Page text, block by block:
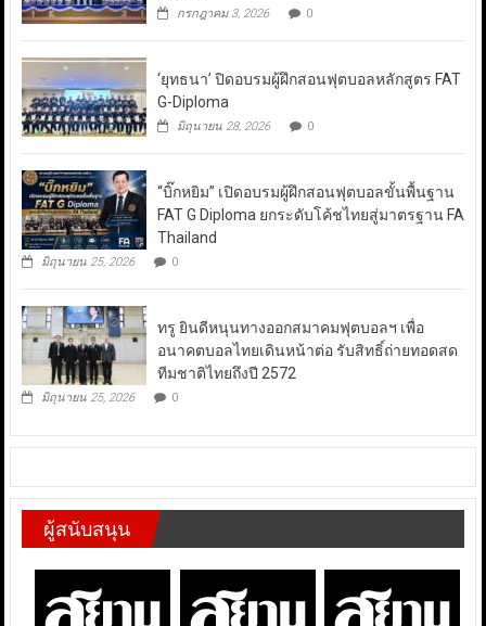
กรกฎาคม 3, 2026 0
‘ยุทธนา’ ปิดอบรมผู้ฝึกสอนฟุตบอลหลักสูตร FAT
G-Diploma
มิถุนายน 28, 2026 0
“บิ๊กหยิม” เปิดอบรมผู้ฝึกสอนฟุตบอลขั้นพื้นฐาน
FAT G Diploma ยกระดับโค้ชไทยสู่มาตรฐาน FA
Thailand
มิถุนายน 25, 2026 0
ทรู ยินดีหนุนทางออกสมาคมฟุตบอลฯ เพื่อ
อนาคตบอลไทยเดินหน้าต่อ รับสิทธิ์ถ่ายทอดสด
ทีมชาติไทยถึงปี 2572
มิถุนายน 25, 2026 0
ผู้สนับสนุน